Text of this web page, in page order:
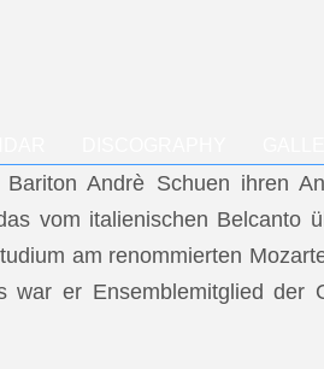
Andrè Schuen ihren
vom italienischen Belcanto
am renommierten
war er Ensemblemitglied